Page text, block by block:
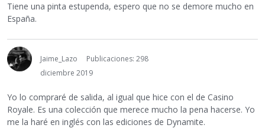
Tiene una pinta estupenda, espero que no se demore mucho en
España.
Jaime_Lazo
Publicaciones: 298
diciembre 2019
Yo lo compraré de salida, al igual que hice con el de Casino
Royale. Es una colección que merece mucho la pena hacerse. Yo
me la haré en inglés con las ediciones de Dynamite.